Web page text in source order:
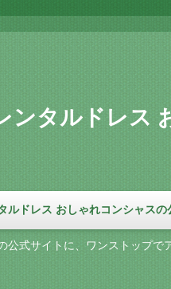
ンタルドレス
ルドレス おしゃれコンシャスの
公式サイトに、ワンストップで